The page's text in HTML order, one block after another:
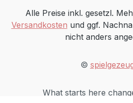
Alle Preise inkl. gesetzl.
Versandkosten und ggf.
nicht anders
©
What starts here